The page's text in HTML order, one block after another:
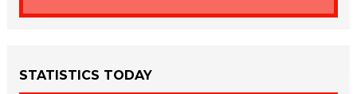
STATISTICS TODAY